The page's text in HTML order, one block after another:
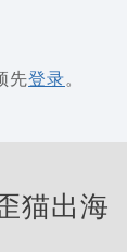
先登录。
猫出海